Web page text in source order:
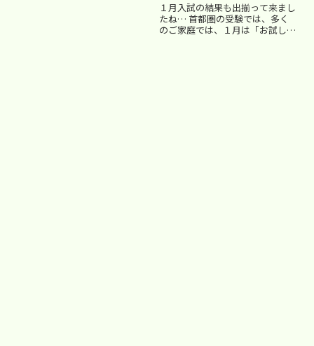
１月入試の結果も出揃って来まし
たね… 首都圏の受験では、多く
のご家庭では、１月は「お試し受